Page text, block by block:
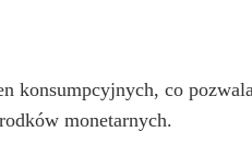
konsumpcyjnych, co
monetarnych.